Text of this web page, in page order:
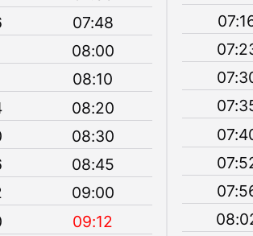
07:48
08:00
08:10
08:20
08:30
08:45
09:00
09:12